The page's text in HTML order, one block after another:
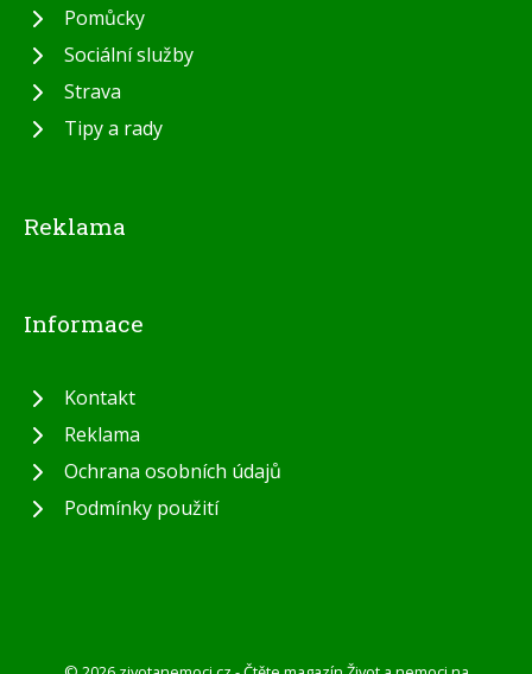
Pomůcky
Sociální služby
Strava
Tipy a rady
Reklama
Informace
Kontakt
Reklama
Ochrana osobních údajů
Podmínky použití